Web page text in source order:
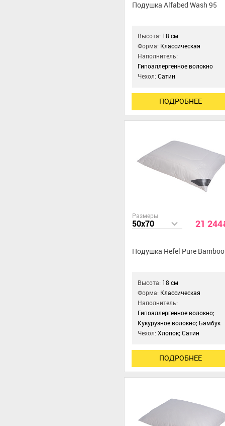
Подушка Alfabed Wash 95
Высота: 18 см
Форма: Классическая
Наполнитель:
Гипоаллергенное волокно
Чехол:Сатин
ПОДРОБНЕЕ
Размеры
50x70 21 244
Подушка Hefel Pure Bamboo
Высота: 18 см
Форма: Классическая
Наполнитель:
Гипоаллергенное волокно;
Кукурузное волокно; Бамбук
Чехол:Хлопок; Сатин
ПОДРОБНЕЕ